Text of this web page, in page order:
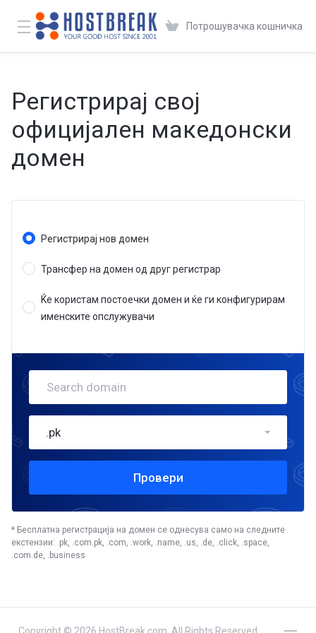
Потрошувачка кошничка
Регистрирај свој
официјален македонски
домен
Регистрирај нов домен
Трансфер на домен од друг регистрар
Ќе користам постоечки домен и ќе ги конфигурирам
именските опслужувачи
.pk
Провери
* Бесплатна регистрација на домен се однесува само на следните
екстензии: .pk, .com.pk, .com, .work, .name, .us, .de, .click, .space,
.com.de, .business